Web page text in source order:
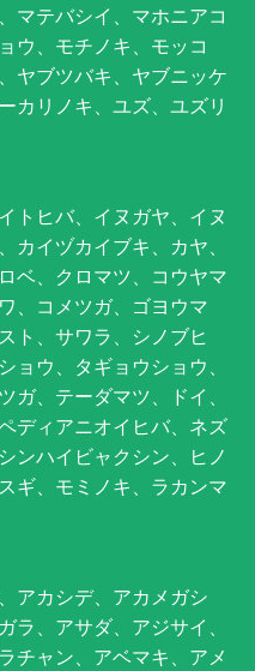
マテバシイ、マホニアコ
ウ、モチノキ、モッコ
ヤブツバキ、ヤブニッケ
カリノキ、ユズ、ユズリ
トヒバ、イヌガヤ、イヌ
カイヅカイブキ、カヤ、
ベ、クロマツ、コウヤマ
、コメツガ、ゴヨウマ
ト、サワラ、シノブヒ
ウ、タギョウショウ、
、テーダマツ、ドイ、
ディアニオイヒバ、ネズ
ンハイビャクシン、ヒノ
ギ、モミノキ、ラカンマ
アカシデ、アカメガシ
ラ、アサダ、アジサイ、
チャン、アベマキ、アメ